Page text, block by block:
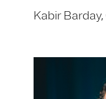
Kabir Barday,